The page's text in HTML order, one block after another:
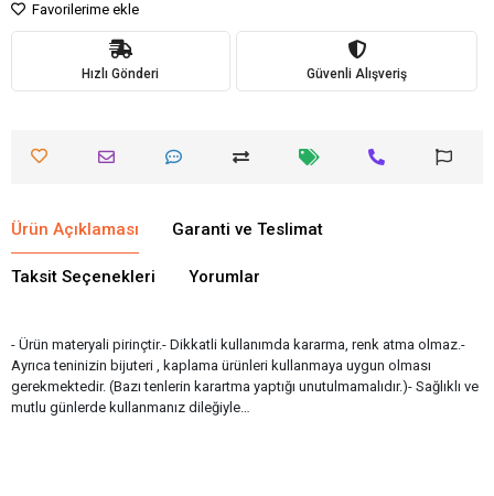
Favorilerime ekle
Hızlı Gönderi Güvenli Alışveriş
Ürün Açıklaması Garanti ve Teslimat
Taksit Seçenekleri Yorumlar
- Ürün materyali pirinçtir.- Dikkatli kullanımda kararma, renk atma olmaz.-
Ayrıca teninizin bijuteri , kaplama ürünleri kullanmaya uygun olması
gerekmektedir. (Bazı tenlerin karartma yaptığı unutulmamalıdır.)- Sağlıklı ve
mutlu günlerde kullanmanız dileğiyle…